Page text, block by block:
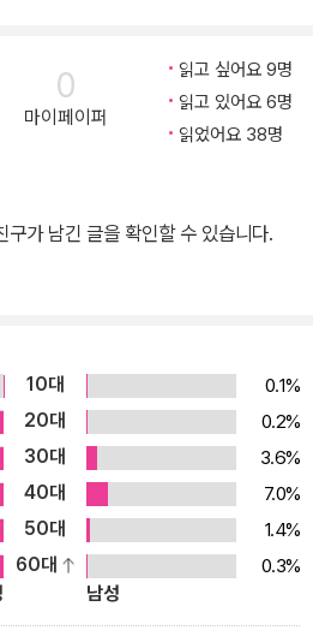
음 날 아침! 크레용이 필통에 돌아와 있
하고 오싹한 일이 벌어진 거예요! 이제
와 크레용의 두근두근 오싹오싹 모험
수용하며 아이들이 성장합니다. 《오
속옷을 스스로 고르고, 버리기도 하
!》의 재스퍼가 크레용의 도움으로 노
헤어지기로 결심하는 것처럼요. 어쩌
일어난 조금은 으스스하고 신기한 일
무섭지만 재미있고, 특별하지만 공감할
합니다. 보랏빛은 이내 재스퍼의 일상
점 커질수록 재스퍼는 불편하고 불안
야기의 긴장감을 또렷하게 전달합니
0
마이페이퍼
읽고 싶어요 9명
읽고 있어요 6명
읽었어요 38명
구가 남긴 글을 확인할 수 있습니다.
10대
0.1%
20대
0.2%
30대
3.6%
40대
7.0%
50대
1.4%
60대
0.3%
남성